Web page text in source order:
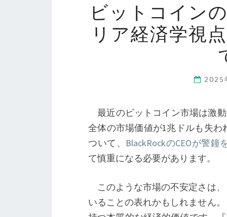
ビットコイン
リア経済学視
2025
最近のビットコイン市場は激
全体の市場価値が1兆ドルも失
ついて、 BlackRockのCEOが警鐘
て慎重になる必要があります。
このような市場の不安定さは
いることの表れかもしれません